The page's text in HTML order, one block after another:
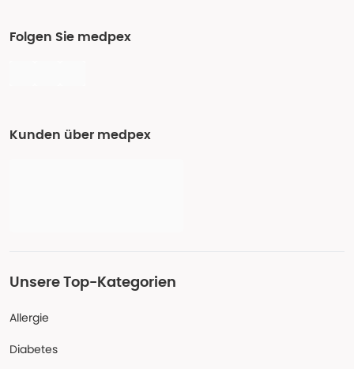
Folgen Sie medpex
Kunden über medpex
Unsere Top-Kategorien
Allergie
Diabetes